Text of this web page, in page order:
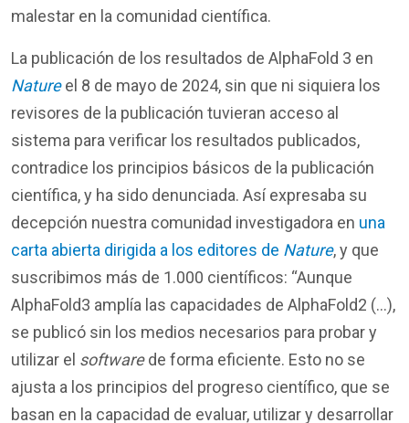
malestar en la comunidad científica.
La publicación de los resultados de AlphaFold 3 en
Nature el 8 de mayo de 2024, sin que ni siquiera los
revisores de la publicación tuvieran acceso al
sistema para verificar los resultados publicados,
contradice los principios básicos de la publicación
científica, y ha sido denunciada. Así expresaba su
decepción nuestra comunidad investigadora en una
carta abierta dirigida a los editores de Nature, y que
suscribimos más de 1.000 científicos: “Aunque
AlphaFold3 amplía las capacidades de AlphaFold2 (…),
se publicó sin los medios necesarios para probar y
utilizar el softwarede forma eficiente. Esto no se
ajusta a los principios del progreso científico, que se
basan en la capacidad de evaluar, utilizar y desarrollar